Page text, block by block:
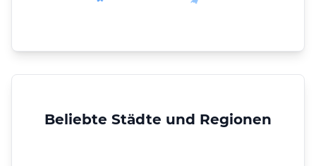
Beliebte Städte und Regionen